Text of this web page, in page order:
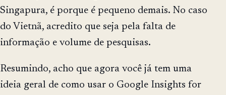
Singapura, é porque é pequeno demais. No caso
do Vietnã, acredito que seja pela falta de
informação e volume de pesquisas.
Resumindo, acho que agora você já tem uma
ideia geral de como usar o Google Insights for